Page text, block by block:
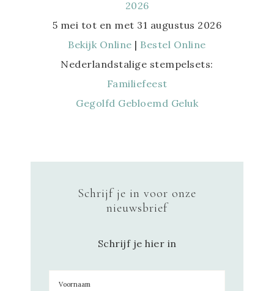
5 mei tot en met 31 augustus 2026
Bekijk Online | Bestel Online
Nederlandstalige stempelsets:
Familiefeest
Gegolfd Gebloemd Geluk
Schrijf je in voor onze
nieuwsbrief
Schrijf je hier in